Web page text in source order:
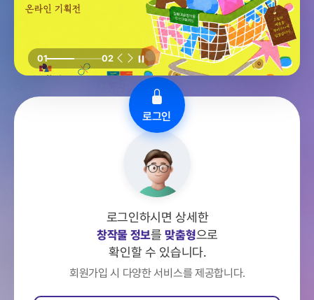
01 02
로그인
로그인하시면 상세한
창작물 정보를맞춤형으로
확인할 수 있습니다.
회원가입 시 다양한 서비스를 제공합니다.